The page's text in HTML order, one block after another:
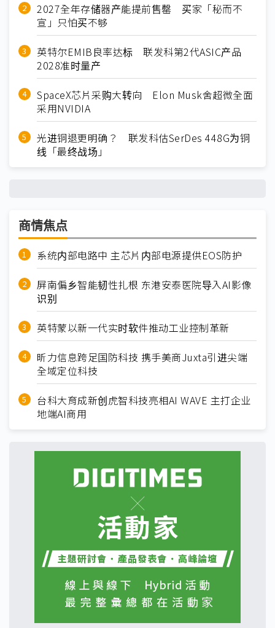
2027全年存储器产能提前售罄 买家「秘而不
宣」只怕买不够
英特尔EMIB良率达标 联发科第2代ASIC产品
2028准时量产
SpaceX芯片采购大转向 Elon Musk舍超微全面
采用NVIDIA
光进铜退更明确？ 联发科估SerDes 448G为铜
线「最终战场」
商情焦点
系统内部电路中 主芯片内部电源提供EOS防护
屏南偏乡智能韧性扎根 东港安泰医院导入AI影像
识别
英特蒙以新一代实时软件推动工业控制革新
昕力信息跨足国防科技 携手美商Juxta引进尖端
全域定位科技
台科大育成新创虎智科技亮相AI WAVE 主打企业
地端AI商用